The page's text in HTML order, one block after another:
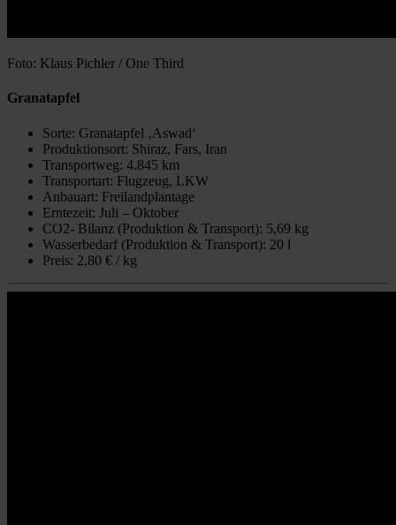
Foto: Klaus Pichler / One Third
Granatapfel
Sorte: Granatapfel ‚Aswad‘
Produktionsort: Shiraz, Fars, Iran
Transportweg: 4.845 km
Transportart: Flugzeug, LKW
Anbauart: Freilandplantage
Erntezeit: Juli – Oktober
CO2- Bilanz (Produktion & Transport): 5,69 kg
Wasserbedarf (Produktion & Transport): 20 l
Preis: 2,80 € / kg